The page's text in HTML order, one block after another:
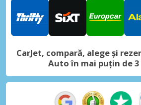
CarJet, compară, alege și
Auto în mai puțin de